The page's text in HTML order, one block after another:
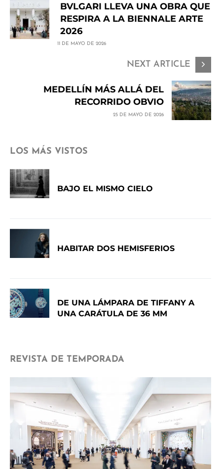
BVLGARI LLEVA UNA OBRA QUE
RESPIRA A LA BIENNALE ARTE
2026
11 DE MAYO DE 2026
NEXT ARTICLE
MEDELLÍN MÁS ALLÁ DEL
RECORRIDO OBVIO
25 DE MAYO DE 2026
LOS MÁS VISTOS
BAJO EL MISMO CIELO
HABITAR DOS HEMISFERIOS
DE UNA LÁMPARA DE TIFFANY A
UNA CARÁTULA DE 36 MM
REVISTA DE TEMPORADA